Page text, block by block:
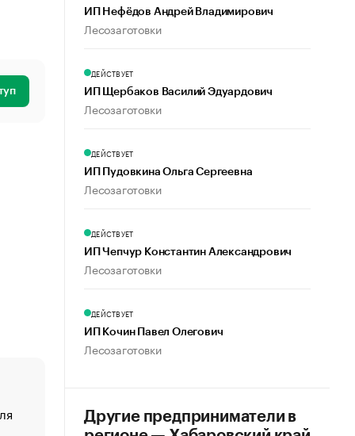
«От спорта тело стареет иначе». Как живет глава
создавшей GTA
ИП Нефёдов Андрей Владимирович
Лесозаготовки
ДЕЙСТВУЕТ
ИП Щербаков Василий Эдуардович
Лесозаготовки
ДЕЙСТВУЕТ
ИП Пудовкина Ольга Сергеевна
Лесозаготовки
ДЕЙСТВУЕТ
ИП Чепчур Константин Александрович
Лесозаготовки
ДЕЙСТВУЕТ
ИП Кочин Павел Олегович
Лесозаготовки
Другие предприниматели в